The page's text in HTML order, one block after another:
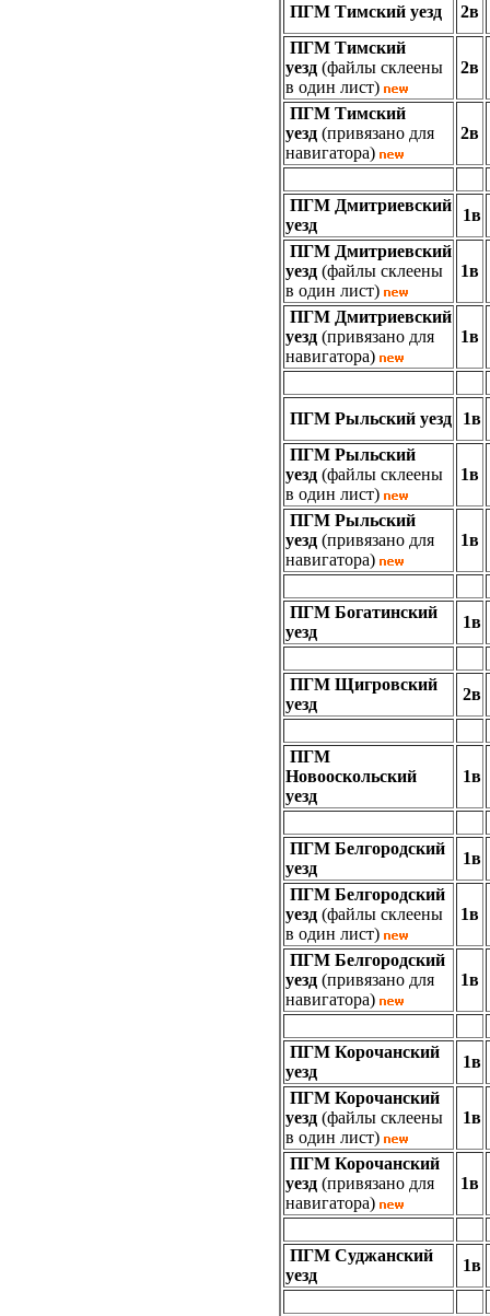
ПГМ Тимский уезд
2в
ПГМ Тимский
уезд (файлы склеены
в один лист)
2в
ПГМ Тимский
уезд (привязано для
навигатора)
2в
ПГМ Дмитриевский
уезд
1в
ПГМ Дмитриевский
уезд (файлы склеены
в один лист)
1в
ПГМ Дмитриевский
уезд (привязано для
навигатора)
1в
ПГМ Рыльский уезд
1в
ПГМ Рыльский
уезд (файлы склеены
в один лист)
1в
ПГМ Рыльский
уезд (привязано для
навигатора)
1в
ПГМ Богатинский
уезд
1в
ПГМ Щигровский
уезд
2в
ПГМ
Новооскольский
уезд
1в
ПГМ Белгородский
уезд
1в
ПГМ Белгородский
уезд (файлы склеены
в один лист)
1в
ПГМ Белгородский
уезд (привязано для
навигатора)
1в
ПГМ Корочанский
уезд
1в
ПГМ Корочанский
уезд (файлы склеены
в один лист)
1в
ПГМ Корочанский
уезд (привязано для
навигатора)
1в
ПГМ Суджанский
уезд
1в